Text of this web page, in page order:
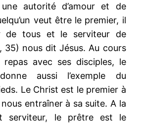
autorité d’amour et de
veut être le premier, il
de tous et le serviteur de
35) nous dit Jésus. Au cours
avec ses disciples, le
aussi l’exemple du
Le Christ est le premier à
entraîner à sa suite. A la
serviteur, le prêtre est le